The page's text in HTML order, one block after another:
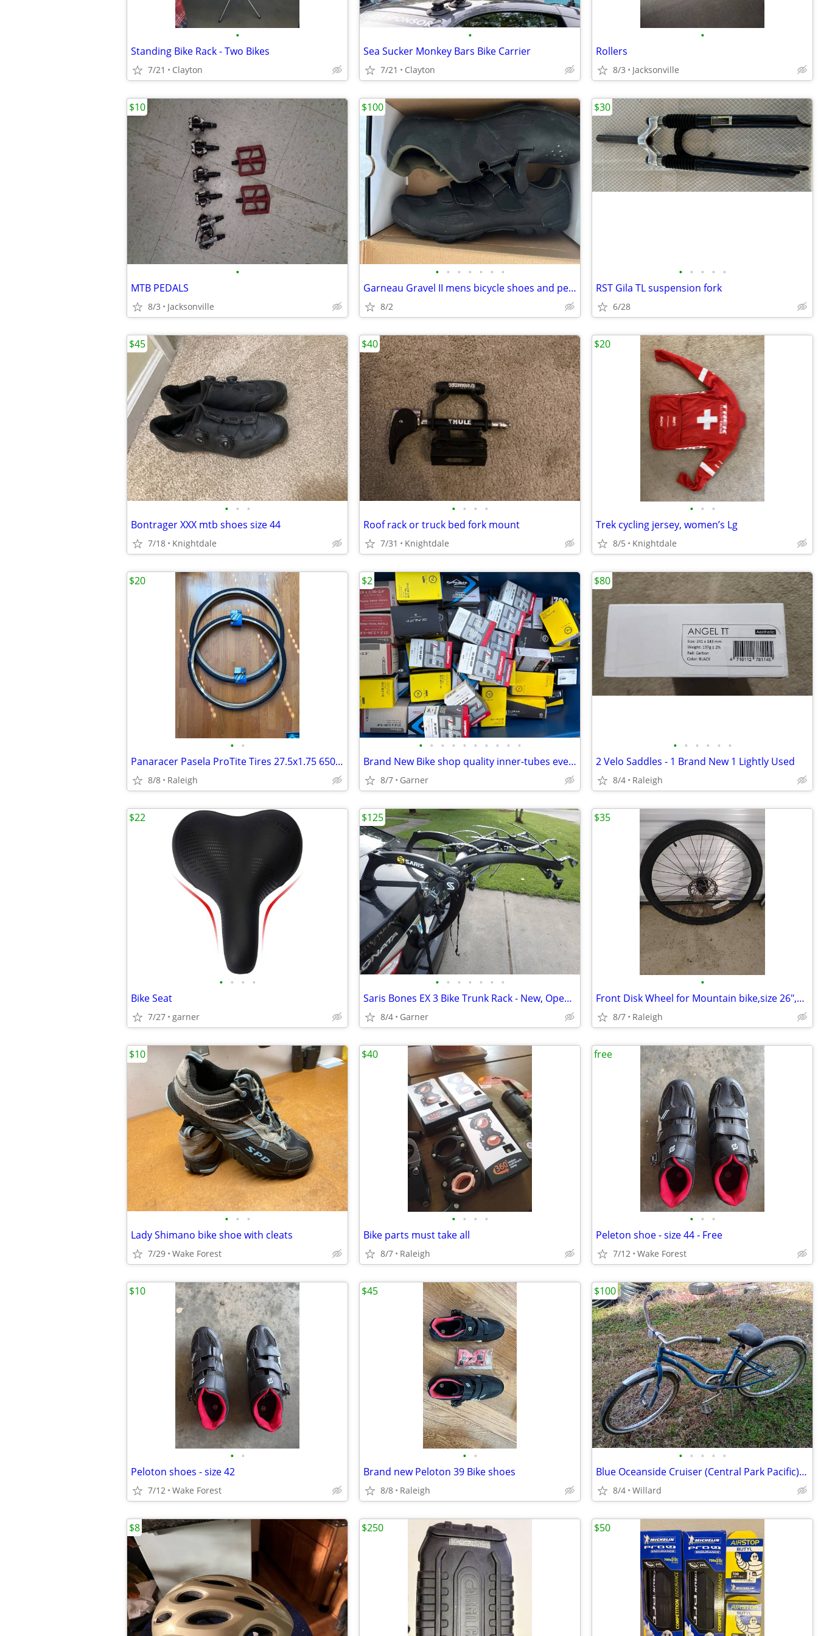
•
Standing Bike Rack - Two Bikes
7/21 Clayton
•
Sea Sucker Monkey Bars Bike Carrier
7/21 Clayton
•
Rollers
8/3 Jacksonville
•
MTB PEDALS
8/3 Jacksonville
$10
• • • • • • •
Garneau Gravel II mens bicycle shoes and pedals
8/2
$100
• • • • •
RST Gila TL suspension fork
6/28
$30
• • •
Bontrager XXX mtb shoes size 44
7/18 Knightdale
$45
• • • •
Roof rack or truck bed fork mount
7/31 Knightdale
$40
• • •
Trek cycling jersey, women’s Lg
8/5 Knightdale
$20
• •
Panaracer Pasela ProTite Tires 27.5x1.75 650b NOS
8/8 Raleigh
$20
• • • • • • • • • •
Brand New Bike shop quality inner-tubes every size on Earth!
8/7 Garner
$2
• • • • • •
2 Velo Saddles - 1 Brand New 1 Lightly Used
8/4 Raleigh
$80
• • • •
Bike Seat
7/27 garner
$22
• • • • • • •
Saris Bones EX 3 Bike Trunk Rack - New, Open Box - $260+ Retail!
8/4 Garner
$125
•
Front Disk Wheel for Mountain bike,size 26",quick release
8/7 Raleigh
$35
• • •
Lady Shimano bike shoe with cleats
7/29 Wake Forest
$10
• • • •
Bike parts must take all
8/7 Raleigh
$40
• • •
Peleton shoe - size 44 - Free
7/12 Wake Forest
free
• •
Peloton shoes - size 42
7/12 Wake Forest
$10
• •
Brand new Peloton 39 Bike shoes
8/8 Raleigh
$45
• • • • •
Blue Oceanside Cruiser (Central Park Pacific) bike - Pacific Bicycles
8/4 Willard
$100
$8 $250 $50